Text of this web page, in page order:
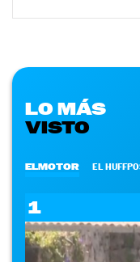
LO MÁS
VISTO
ELMOTOR EL
1